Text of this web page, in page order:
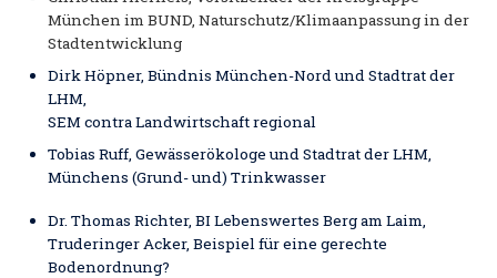
München im BUND, Naturschutz/Klimaanpassung in der
Stadtentwicklung
Dirk Höpner, Bündnis München-Nord und Stadtrat der
LHM,
SEM contra Landwirtschaft regional
Tobias Ruff, Gewässerökologe und Stadtrat der LHM,
Münchens (Grund- und) Trinkwasser
Dr. Thomas Richter, BI Lebenswertes Berg am Laim,
Truderinger Acker, Beispiel für eine gerechte
Bodenordnung?